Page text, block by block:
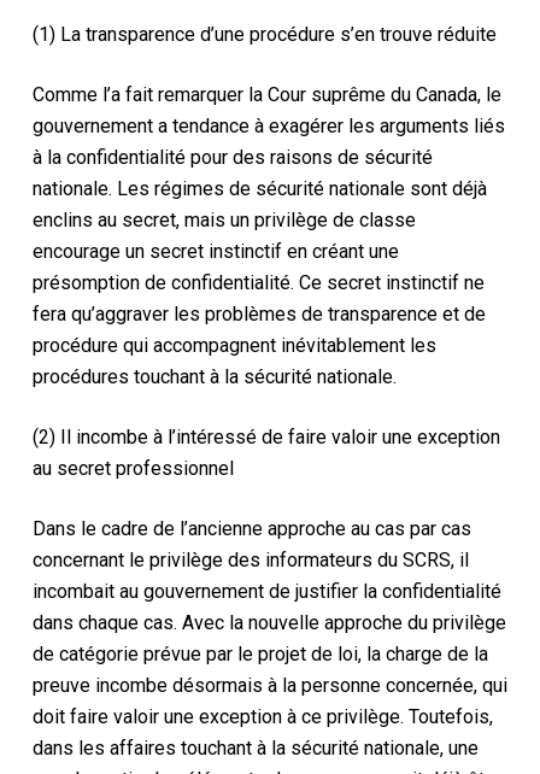
(1) La transparence d’une procédure s’en trouve réduite
Comme l’a fait remarquer la Cour suprême du Canada, le
gouvernement a tendance à exagérer les arguments liés
à la confidentialité pour des raisons de sécurité
nationale. Les régimes de sécurité nationale sont déjà
enclins au secret, mais un privilège de classe
encourage un secret instinctif en créant une
présomption de confidentialité. Ce secret instinctif ne
fera qu’aggraver les problèmes de transparence et de
procédure qui accompagnent inévitablement les
procédures touchant à la sécurité nationale.
(2) Il incombe à l’intéressé de faire valoir une exception
au secret professionnel
Dans le cadre de l’ancienne approche au cas par cas
concernant le privilège des informateurs du SCRS, il
incombait au gouvernement de justifier la confidentialité
dans chaque cas. Avec la nouvelle approche du privilège
de catégorie prévue par le projet de loi, la charge de la
preuve incombe désormais à la personne concernée, qui
doit faire valoir une exception à ce privilège. Toutefois,
dans les affaires touchant à la sécurité nationale, une